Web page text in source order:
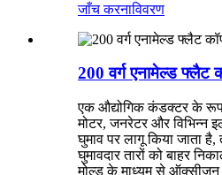
जाँच करनाविवरण
200 वर्ग एनामेल्ड फ्लैट
एक औद्योगिक कंडक्टर के रूप
मोटर, जनरेटर और विभिन्न
घुमाव पर लागू किया जाता
घुमावदार तारों को बाहर
मोल्ड के माध्यम से ऑक्सीजन